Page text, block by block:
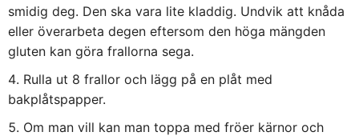
smidig deg. Den ska vara lite kladdig. Undvik att knåda
eller överarbeta degen eftersom den höga mängden
gluten kan göra frallorna sega.
Rulla ut 8 frallor och lägg på en plåt med
bakplåtspapper.
Om man vill kan man toppa med fröer kärnor och